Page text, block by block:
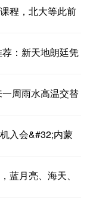
程，北大等此前
：新天地朗廷凭
周雨水高温交替
入会&#32;内蒙
蓝月亮、海天、